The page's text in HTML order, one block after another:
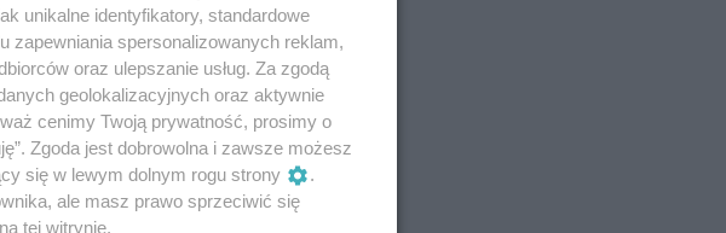
unikalne identyfikatory, standardowe
zapewniania spersonalizowanych reklam,
oraz ulepszanie usług. Za zgodą
geolokalizacyjnych oraz aktywnie
cenimy Twoją prywatność, prosimy o
Zgoda jest dobrowolna i zawsze możesz
się w lewym dolnym rogu strony
.
ale masz prawo sprzeciwić się
tej witrynie.